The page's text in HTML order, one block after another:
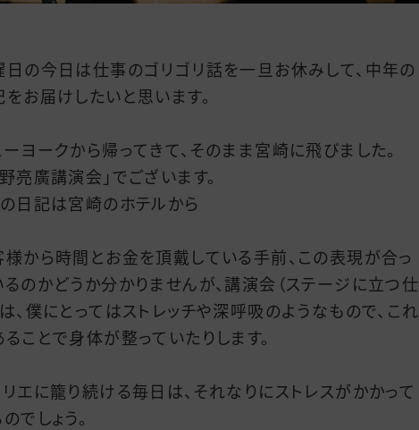
日の今日は仕事のゴリゴリ話を一旦お休みして、中年の
をお届けしたいと思います。
ーヨークから帰ってきて、そのまま宮崎に飛びました。
野亮廣講演会」でございます。
日記は宮崎のホテルから
様から時間とお金を頂戴している手前、この表現が合っ
るのかどうか分かりませんが、講演会（ステージに立つ仕
は、僕にとってはストレッチや深呼吸のようなもので、これ
ることで身体が整っていたりします。
リエに籠り続ける毎日は、それなりにストレスがかかって
でしょう。